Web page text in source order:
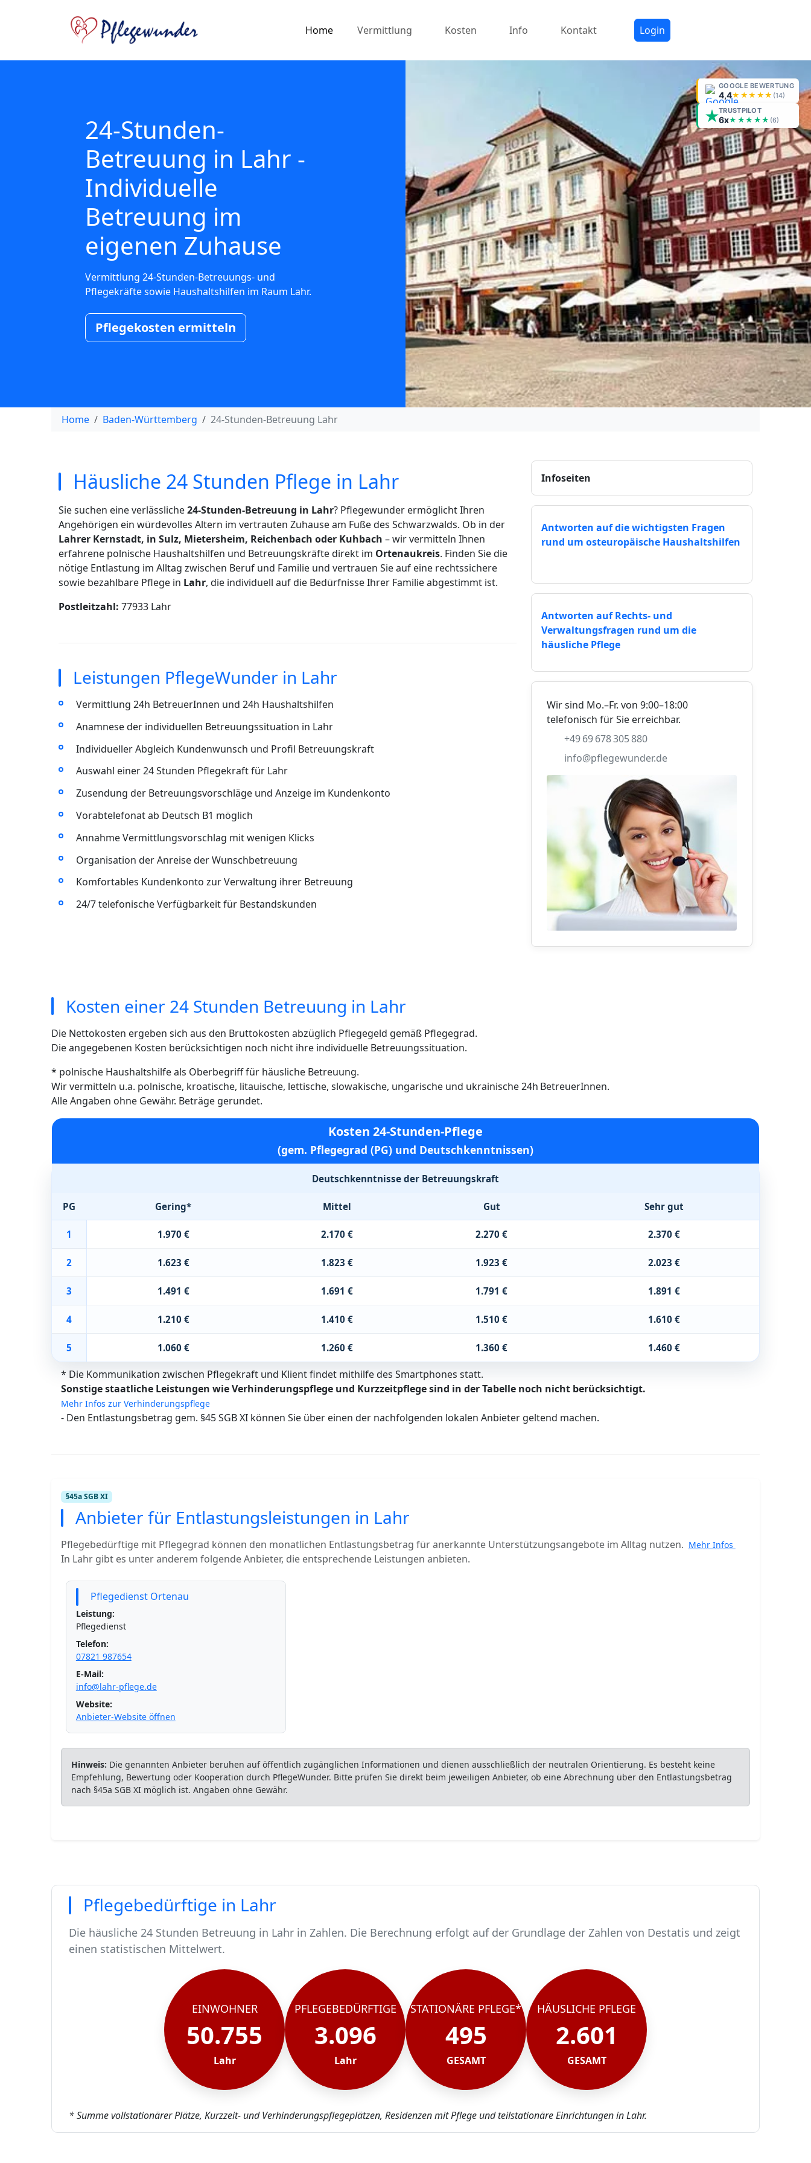
Home Vermittlung Kosten Info Kontakt Login
GOOGLE BEWERTUNG
4,4★★★★★ (14)
TRUSTPILOT
6x★★★★★ (6)
24-Stunden-
Betreuung in Lahr -
Individuelle
Betreuung im
eigenen Zuhause
Vermittlung 24-Stunden-Betreuungs- und
Pflegekräfte sowie Haushaltshilfen im Raum Lahr.
Pflegekosten ermitteln
Home Baden-Württemberg 24-Stunden-Betreuung Lahr
Häusliche 24 Stunden Pflege in Lahr
Sie suchen eine verlässliche24-Stunden-Betreuung in Lahr? Pflegewunder ermöglicht Ihren
Angehörigen ein würdevolles Altern im vertrauten Zuhause am Fuße des Schwarzwalds. Ob in der
Lahrer Kernstadt, in Sulz, Mietersheim, Reichenbach oder Kuhbach – wir vermitteln Ihnen
erfahrene polnische Haushaltshilfen und Betreuungskräfte direkt im Ortenaukreis. Finden Sie die
nötige Entlastung im Alltag zwischen Beruf und Familie und vertrauen Sie auf eine rechtssichere
sowie bezahlbare Pflege in Lahr, die individuell auf die Bedürfnisse Ihrer Familie abgestimmt ist.
Postleitzahl: 77933 Lahr
Leistungen PflegeWunder in Lahr
Vermittlung 24h BetreuerInnen und 24h Haushaltshilfen
Anamnese der individuellen Betreuungssituation in Lahr
Individueller Abgleich Kundenwunsch und Profil Betreuungskraft
Auswahl einer 24 Stunden Pflegekraft für Lahr
Zusendung der Betreuungsvorschläge und Anzeige im Kundenkonto
Vorabtelefonat ab Deutsch B1 möglich
Annahme Vermittlungsvorschlag mit wenigen Klicks
Organisation der Anreise der Wunschbetreuung
Komfortables Kundenkonto zur Verwaltung ihrer Betreuung
24/7 telefonische Verfügbarkeit für Bestandskunden
Infoseiten
Antworten auf die wichtigsten Fragen
rund um osteuropäische Haushaltshilfen
Antworten auf Rechts- und
Verwaltungsfragen rund um die
häusliche Pflege
Wir sind Mo.–Fr. von 9:00–18:00
telefonisch für Sie erreichbar.
+49 69 678 305 880
info@pflegewunder.de
Kosten einer 24 Stunden Betreuung in Lahr
Die Nettokosten ergeben sich aus den Bruttokosten abzüglich Pflegegeld gemäß Pflegegrad.
Die angegebenen Kosten berücksichtigen noch nicht ihre individuelle Betreuungssituation.
* polnische Haushaltshilfe als Oberbegriff für häusliche Betreuung.
Wir vermitteln u.a. polnische, kroatische, litauische, lettische, slowakische, ungarische und ukrainische 24h BetreuerInnen.
Alle Angaben ohne Gewähr. Beträge gerundet.
Kosten 24-Stunden-Pflege
(gem. Pflegegrad (PG) und Deutschkenntnissen)
Deutschkenntnisse der Betreuungskraft
PG Gering* Mittel Gut Sehr gut
1 1.970 € 2.170 € 2.270 € 2.370 €
2 1.623 € 1.823 € 1.923 € 2.023 €
3 1.491 € 1.691 € 1.791 € 1.891 €
4 1.210 € 1.410 € 1.510 € 1.610 €
5 1.060 € 1.260 € 1.360 € 1.460 €
* Die Kommunikation zwischen Pflegekraft und Klient findet mithilfe des Smartphones statt.
Sonstige staatliche Leistungen wie Verhinderungspflege und Kurzzeitpflege sind in der Tabelle noch nicht berücksichtigt.
Mehr Infos zur Verhinderungspflege
- Den Entlastungsbetrag gem. §45 SGB XI können Sie über einen der nachfolgenden lokalen Anbieter geltend machen.
§45a SGB XI
Anbieter für Entlastungsleistungen in Lahr
Pflegebedürftige mit Pflegegrad können den monatlichen Entlastungsbetrag für anerkannte Unterstützungsangebote im Alltag nutzen. Mehr Infos
In Lahr gibt es unter anderem folgende Anbieter, die entsprechende Leistungen anbieten.
Pflegedienst Ortenau
Leistung:
Pflegedienst
Telefon:
07821 987654
E-Mail:
info@lahr-pflege.de
Website:
Anbieter-Website öffnen
Hinweis: Die genannten Anbieter beruhen auf öffentlich zugänglichen Informationen und dienen ausschließlich der neutralen Orientierung. Es besteht keine
Empfehlung, Bewertung oder Kooperation durch PflegeWunder. Bitte prüfen Sie direkt beim jeweiligen Anbieter, ob eine Abrechnung über den Entlastungsbetrag
nach §45a SGB XI möglich ist. Angaben ohne Gewähr.
Pflegebedürftige in Lahr
Die häusliche 24 Stunden Betreuung in Lahr in Zahlen. Die Berechnung erfolgt auf der Grundlage der Zahlen von Destatis und zeigt
einen statistischen Mittelwert.
In Lahr leben rund 50755 Menschen.
Von diesen 50755 Einwohnern sind rund 3096 pflegebedürftig.
Ca. 495 dieser pflegebedürftigen Menschen werden stationär gepflegt*.
Der Großteil der Pflegebedürftigen in Lahr, rund 2601 werden häuslich gepflegt.
EINWOHNER
50.755
Lahr
PFLEGEBEDÜRFTIGE
3.096
Lahr
STATIONÄRE PFLEGE*
495
GESAMT
HÄUSLICHE PFLEGE
2.601
GESAMT
* Summe vollstationärer Plätze, Kurzzeit- und Verhinderungspflegeplätzen, Residenzen mit Pflege und teilstationäre Einrichtungen in Lahr.